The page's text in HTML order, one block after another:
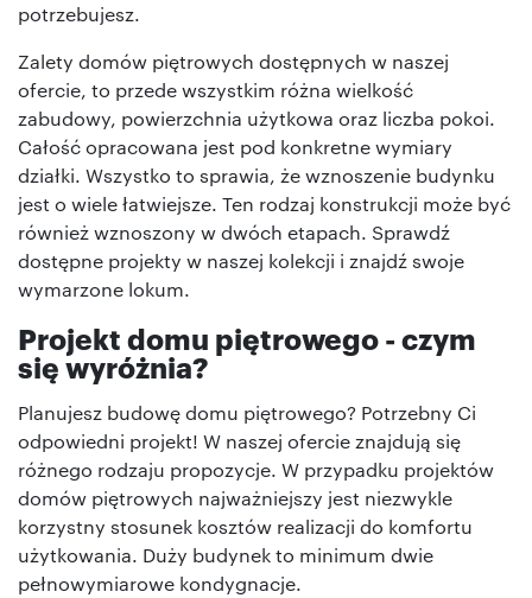
potrzebujesz.
Zalety domów piętrowych dostępnych w naszej
ofercie, to przede wszystkim różna wielkość
zabudowy, powierzchnia użytkowa oraz liczba pokoi.
Całość opracowana jest pod konkretne wymiary
działki. Wszystko to sprawia, że wznoszenie budynku
jest o wiele łatwiejsze. Ten rodzaj konstrukcji może być
również wznoszony w dwóch etapach. Sprawdź
dostępne projekty w naszej kolekcji i znajdź swoje
wymarzone lokum.
Projekt domu piętrowego - czym
się wyróżnia?
Planujesz budowę domu piętrowego? Potrzebny Ci
odpowiedni projekt! W naszej ofercie znajdują się
różnego rodzaju propozycje. W przypadku projektów
domów piętrowych najważniejszy jest niezwykle
korzystny stosunek kosztów realizacji do komfortu
użytkowania. Duży budynek to minimum dwie
pełnowymiarowe kondygnacje.